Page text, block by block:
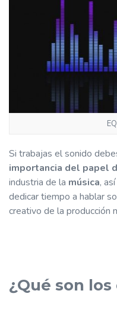
Si trabajas el sonido
importancia del papel
industria de la música,
dedicar tiempo a hablar
creativo de la producción
¿Qué son